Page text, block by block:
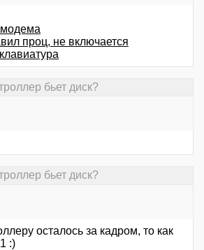
проц, не включается
бьет диск?
бьет диск?
осталось за кадром, то как
:)